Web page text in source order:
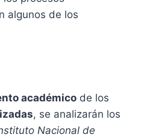
algunos de los
académico de los
, se analizarán los
Nacional de